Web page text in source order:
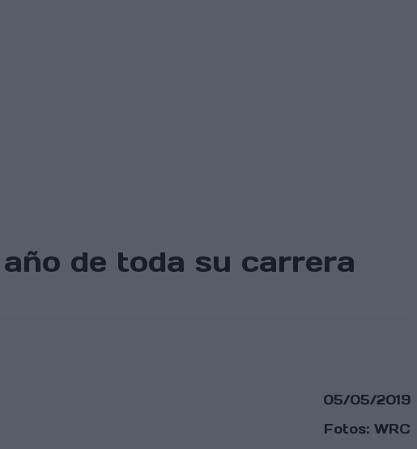
de toda su carrera
05/05/2019
Fotos: WRC